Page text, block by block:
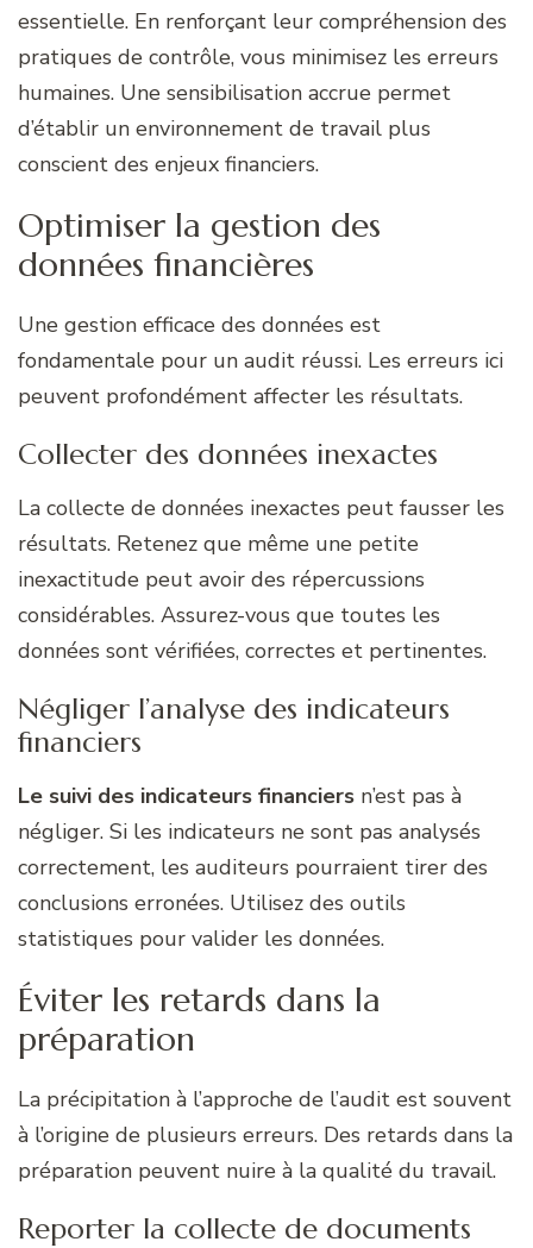
essentielle. En renforçant leur compréhension des
pratiques de contrôle, vous minimisez les erreurs
humaines. Une sensibilisation accrue permet
d’établir un environnement de travail plus
conscient des enjeux financiers.
Optimiser la gestion des
données financières
Une gestion efficace des données est
fondamentale pour un audit réussi. Les erreurs ici
peuvent profondément affecter les résultats.
Collecter des données inexactes
La collecte de données inexactes peut fausser les
résultats. Retenez que même une petite
inexactitude peut avoir des répercussions
considérables. Assurez-vous que toutes les
données sont vérifiées, correctes et pertinentes.
Négliger l’analyse des indicateurs
financiers
Le suivi des indicateurs financiers n’est pas à
négliger. Si les indicateurs ne sont pas analysés
correctement, les auditeurs pourraient tirer des
conclusions erronées. Utilisez des outils
statistiques pour valider les données.
Éviter les retards dans la
préparation
La précipitation à l’approche de l’audit est souvent
à l’origine de plusieurs erreurs. Des retards dans la
préparation peuvent nuire à la qualité du travail.
Reporter la collecte de documents